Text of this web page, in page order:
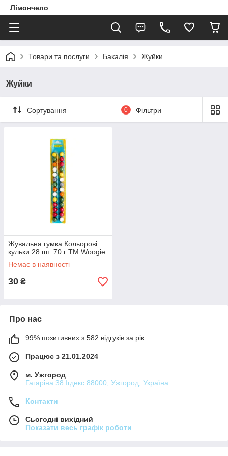
Лімончело
Товари та послуги Бакалія Жуйки
Жуйки
Сортування 0 Фільтри
Жувальна гумка Кольорові
кульки 28 шт. 70 г ТМ Woogie
Немає в наявності
30 ₴
Про нас
99% позитивних з 582 відгуків за рік
Працює з 21.01.2024
м. Ужгород
Гагаріна 38 Ігдекс 88000, Ужгород, Україна
Контакти
Сьогодні вихідний
Показати весь графік роботи